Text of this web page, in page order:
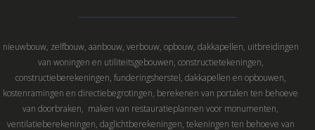
nieuwbouw, zelfbouw, aanbouw, verbouw, opbouw, dakkapellen, uitbreidingen
van woningen en utiliteitsgebouwen, constructietekeningen,
constructieberekeningen, funderingsherstel, dakkapellen en opbouwen,
kostenramingen en directiebegrotingen, berekenen van portalen ten behoeve
van doorbraken, maken van restauratieplannen voor monumenten,
ventilatieberekeningen, daglichtberekeningen, tekeningen ten behoeve van